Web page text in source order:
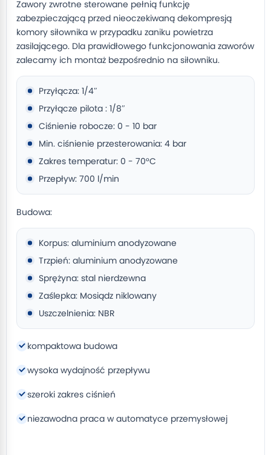
Zawory zwrotne sterowane pełnią funkcję
zabezpieczającą przed nieoczekiwaną dekompresją
komory siłownika w przypadku zaniku powietrza
zasilającego. Dla prawidłowego funkcjonowania zaworów
zalecamy ich montaż bezpośrednio na siłowniku.
Przyłącza: 1/4″
Przyłącze pilota : 1/8″
Ciśnienie robocze: 0 - 10 bar
Min. ciśnienie przesterowania: 4 bar
Zakres temperatur: 0 - 70°C
Przepływ: 700 l/min
Budowa:
Korpus: aluminium anodyzowane
Trzpień: aluminium anodyzowane
Sprężyna: stal nierdzewna
Zaślepka: Mosiądz niklowany
Uszczelnienia: NBR
kompaktowa budowa
wysoka wydajność przepływu
szeroki zakres ciśnień
niezawodna praca w automatyce przemysłowej